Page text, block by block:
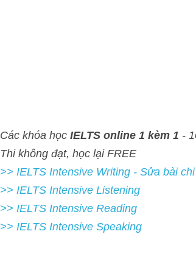
Các khóa học IELTS online 1 kèm 1
- 100%
>> IELTS Intensive Writing - Sửa bài chi tiết
>> IELTS Intensive Listening
>> IELTS Intensive Reading
>> IELTS Intensive Speaking